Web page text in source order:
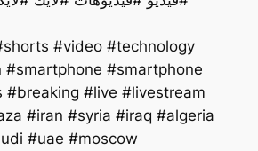
#video #technology
#smartphone
#breaking #live #livestream
#iran #syria #iraq #algeria
#uae #moscow